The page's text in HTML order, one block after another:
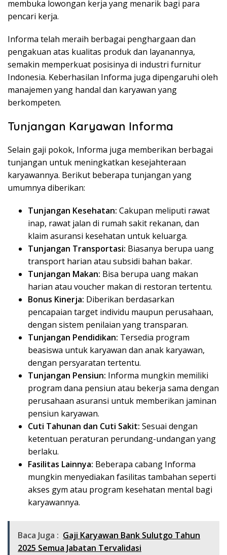
membuka lowongan kerja yang menarik bagi para
pencari kerja.
Informa telah meraih berbagai penghargaan dan
pengakuan atas kualitas produk dan layanannya,
semakin memperkuat posisinya di industri furnitur
Indonesia. Keberhasilan Informa juga dipengaruhi oleh
manajemen yang handal dan karyawan yang
berkompeten.
Tunjangan Karyawan Informa
Selain gaji pokok, Informa juga memberikan berbagai
tunjangan untuk meningkatkan kesejahteraan
karyawannya. Berikut beberapa tunjangan yang
umumnya diberikan:
Tunjangan Kesehatan: Cakupan meliputi rawat
inap, rawat jalan di rumah sakit rekanan, dan
klaim asuransi kesehatan untuk keluarga.
Tunjangan Transportasi: Biasanya berupa uang
transport harian atau subsidi bahan bakar.
Tunjangan Makan: Bisa berupa uang makan
harian atau voucher makan di restoran tertentu.
Bonus Kinerja: Diberikan berdasarkan
pencapaian target individu maupun perusahaan,
dengan sistem penilaian yang transparan.
Tunjangan Pendidikan: Tersedia program
beasiswa untuk karyawan dan anak karyawan,
dengan persyaratan tertentu.
Tunjangan Pensiun: Informa mungkin memiliki
program dana pensiun atau bekerja sama dengan
perusahaan asuransi untuk memberikan jaminan
pensiun karyawan.
Cuti Tahunan dan Cuti Sakit: Sesuai dengan
ketentuan peraturan perundang-undangan yang
berlaku.
Fasilitas Lainnya: Beberapa cabang Informa
mungkin menyediakan fasilitas tambahan seperti
akses gym atau program kesehatan mental bagi
karyawannya.
Baca Juga : Gaji Karyawan Bank Sulutgo Tahun
2025 Semua Jabatan Tervalidasi